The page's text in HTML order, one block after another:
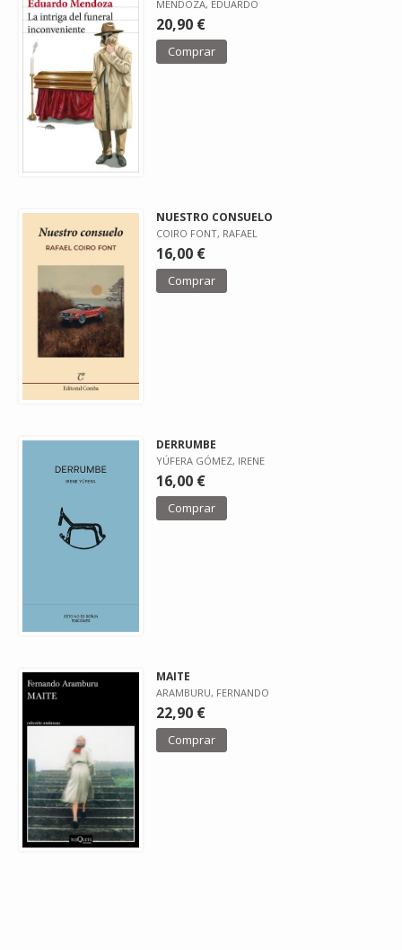
MENDOZA, EDUARDO
20,90 €
Comprar
NUESTRO CONSUELO
COIRO FONT, RAFAEL
16,00 €
Comprar
DERRUMBE
YÚFERA GÓMEZ, IRENE
16,00 €
Comprar
MAITE
ARAMBURU, FERNANDO
22,90 €
Comprar